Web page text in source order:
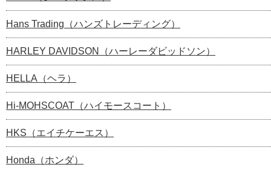
Hans Trading（ハンズトレーディング）
HARLEY DAVIDSON（ハーレーダビッドソン）
HELLA（ヘラ）
Hi-MOHSCOAT（ハイモースコート）
HKS（エイチケーエス）
Honda（ホンダ）